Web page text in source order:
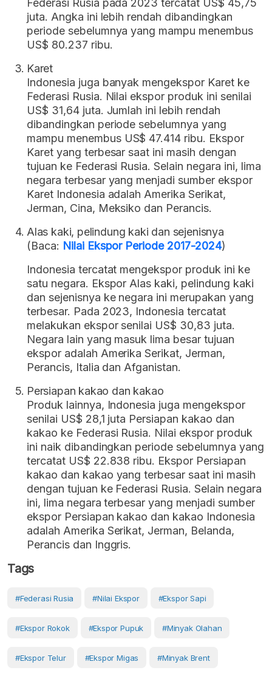
Federasi Rusia pada 2023 tercatat US$ 45,75
juta. Angka ini lebih rendah dibandingkan
periode sebelumnya yang mampu menembus
US$ 80.237 ribu.
Karet
Indonesia juga banyak mengekspor Karet ke
Federasi Rusia. Nilai ekspor produk ini senilai
US$ 31,64 juta. Jumlah ini lebih rendah
dibandingkan periode sebelumnya yang
mampu menembus US$ 47.414 ribu. Ekspor
Karet yang terbesar saat ini masih dengan
tujuan ke Federasi Rusia. Selain negara ini, lima
negara terbesar yang menjadi sumber ekspor
Karet Indonesia adalah Amerika Serikat,
Jerman, Cina, Meksiko dan Perancis.
Alas kaki, pelindung kaki dan sejenisnya
(Baca: Nilai Ekspor Periode 2017-2024)
Indonesia tercatat mengekspor produk ini ke
satu negara. Ekspor Alas kaki, pelindung kaki
dan sejenisnya ke negara ini merupakan yang
terbesar. Pada 2023, Indonesia tercatat
melakukan ekspor senilai US$ 30,83 juta.
Negara lain yang masuk lima besar tujuan
ekspor adalah Amerika Serikat, Jerman,
Perancis, Italia dan Afganistan.
Persiapan kakao dan kakao
Produk lainnya, Indonesia juga mengekspor
senilai US$ 28,1 juta Persiapan kakao dan
kakao ke Federasi Rusia. Nilai ekspor produk
ini naik dibandingkan periode sebelumnya yang
tercatat US$ 22.838 ribu. Ekspor Persiapan
kakao dan kakao yang terbesar saat ini masih
dengan tujuan ke Federasi Rusia. Selain negara
ini, lima negara terbesar yang menjadi sumber
ekspor Persiapan kakao dan kakao Indonesia
adalah Amerika Serikat, Jerman, Belanda,
Perancis dan Inggris.
Tags
#Federasi Rusia #Nilai Ekspor #ekspor Sapi
#ekspor Rokok #ekspor Pupuk #minyak Olahan
#ekspor Telur #ekspor Migas #minyak Brent